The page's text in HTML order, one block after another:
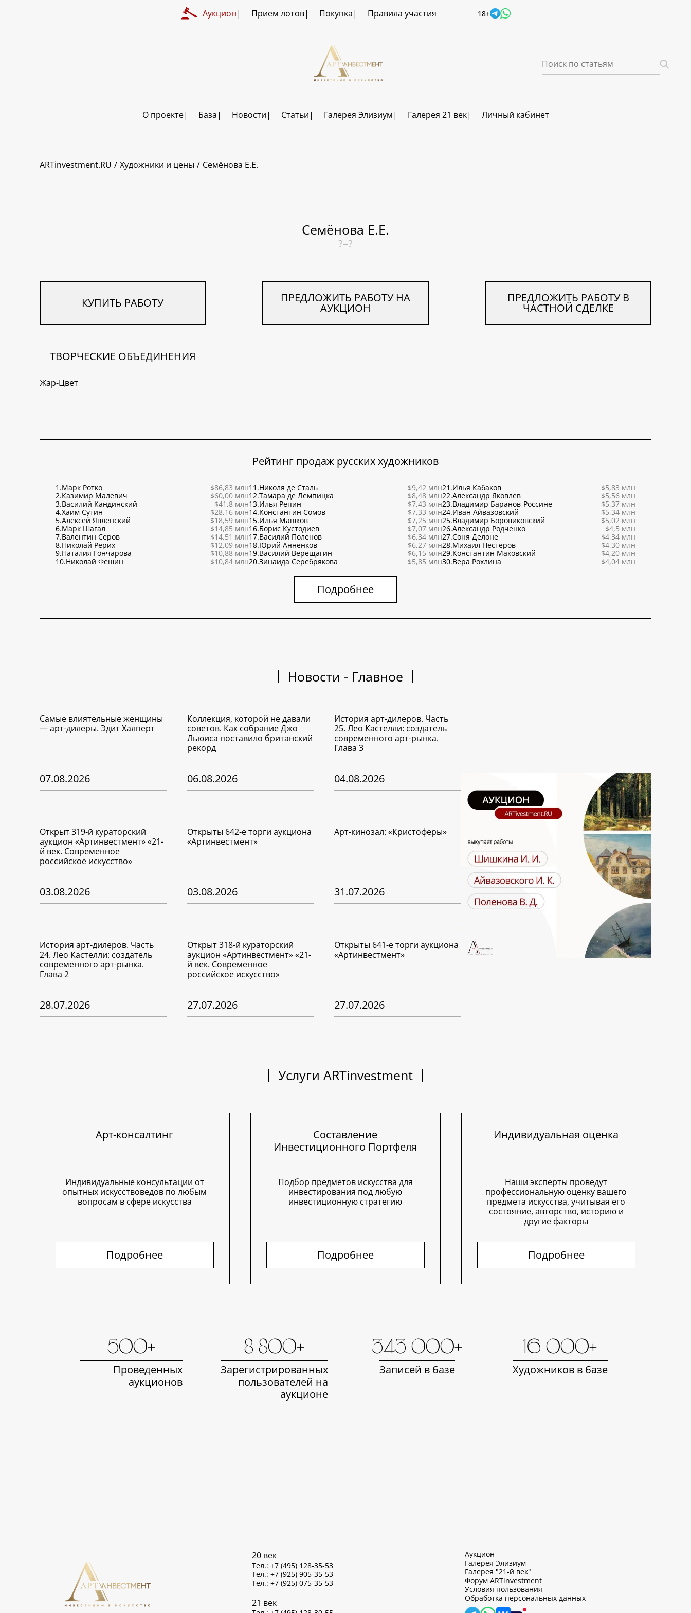
Аукцион Прием лотов Покупка Правила участия 18+
О проекте База Новости Статьи Галерея Элизиум Галерея 21 век Личный кабинет
ARTinvestment.RU Художники и цены Семёнова Е.Е.
Семёнова Е.Е.
?–?
КУПИТЬ РАБОТУ ПРЕДЛОЖИТЬ РАБОТУ НА
АУКЦИОН
ПРЕДЛОЖИТЬ РАБОТУ В
ЧАСТНОЙ СДЕЛКЕ
ТВОРЧЕСКИЕ ОБЪЕДИНЕНИЯ
Жар-Цвет
Рейтинг продаж русских художников
1.Марк Ротко
$86,83 млн
2.Казимир Малевич
$60,00 млн
3.Василий Кандинский
$41,8 млн
4.Хаим Сутин
$28,16 млн
5.Алексей Явленский
$18,59 млн
6.Марк Шагал
$14,85 млн
7.Валентин Серов
$14,51 млн
8.Николай Рерих
$12,09 млн
9.Наталия Гончарова
$10,88 млн
10.Николай Фешин $10,84 млн
11.Николя де Сталь
$9,42 млн
12.Тамара де Лемпицка
$8,48 млн
13.Илья Репин
$7,43 млн
14.Константин Сомов
$7,33 млн
15.Илья Машков
$7,25 млн
16.Борис Кустодиев
$7,07 млн
17.Василий Поленов
$6,34 млн
18.Юрий Анненков
$6,27 млн
19.Василий Верещагин
$6,15 млн
20.Зинаида Серебрякова $5,85 млн
21.Илья Кабаков
$5,83 млн
22.Александр Яковлев
$5,56 млн
23.Владимир Баранов-Россине
$5,37 млн
24.Иван Айвазовский
$5,34 млн
25.Владимир Боровиковский
$5,02 млн
26.Александр Родченко
$4,5 млн
27.Соня Делоне
$4,34 млн
28.Михаил Нестеров
$4,30 млн
29.Константин Маковский
$4,20 млн
30.Вера Рохлина $4,04 млн
Подробнее
Новости - Главное
Самые влиятельные женщины
— арт-дилеры. Эдит Халперт
07.08.2026
Коллекция, которой не давали
советов. Как собрание Джо
Льюиса поставило британский
рекорд
06.08.2026
История арт-дилеров. Часть
25. Лео Кастелли: создатель
современного арт-рынка.
Глава 3
04.08.2026
Открыт 319-й кураторский
аукцион «Артинвестмент» «21-
й век. Современное
российское искусство»
03.08.2026
Открыты 642-е торги аукциона
«Артинвестмент»
03.08.2026
Арт-кинозал: «Кристоферы»
31.07.2026
История арт-дилеров. Часть
24. Лео Кастелли: создатель
современного арт-рынка.
Глава 2
28.07.2026
Открыт 318-й кураторский
аукцион «Артинвестмент» «21-
й век. Современное
российское искусство»
27.07.2026
Открыты 641-е торги аукциона
«Артинвестмент»
27.07.2026
Услуги ARTinvestment
Арт-консалтинг
Индивидуальные консультации от
опытных искусствоведов по любым
вопросам в сфере искусства
Подробнее
Составление
Инвестиционного Портфеля
Подбор предметов искусства для
инвестирования под любую
инвестиционную стратегию
Подробнее
Индивидуальная оценка
Наши эксперты проведут
профессиональную оценку вашего
предмета искусства, учитывая его
состояние, авторство, историю и
другие факторы
Подробнее
500+
Проведенных
аукционов
8 800+
Зарегистрированных
пользователей на
аукционе
343 000+
Записей в базе
16 000+
Художников в базе
20 век
Тел.: +7 (495) 128-35-53
Тел.: +7 (925) 905-35-53
Тел.: +7 (925) 075-35-53
21 век
Аукцион
Галерея Элизиум
Галерея "21-й век"
Форум ARTinvestment
Условия пользования
Обработка персональных данных